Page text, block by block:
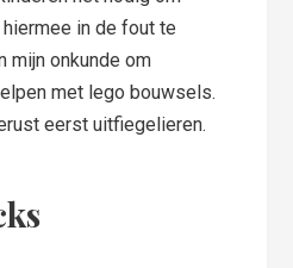
hiermee in de fout te
mijn onkunde om
met lego bouwsels.
eerst uitfiegelieren.